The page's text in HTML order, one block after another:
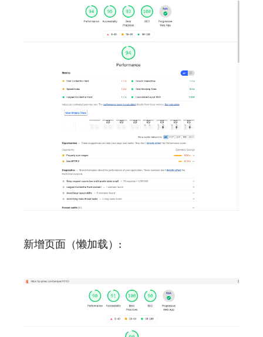
新增页面（懒加载）: